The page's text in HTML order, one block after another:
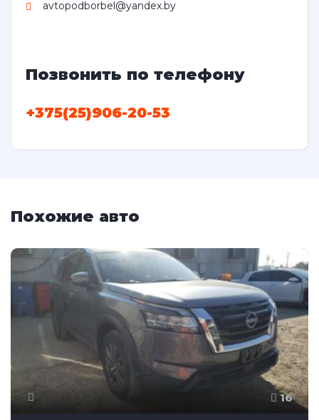
avtopodborbel@yandex.by
Позвонить по телефону
+375(25)906-20-53
Похожие авто
16